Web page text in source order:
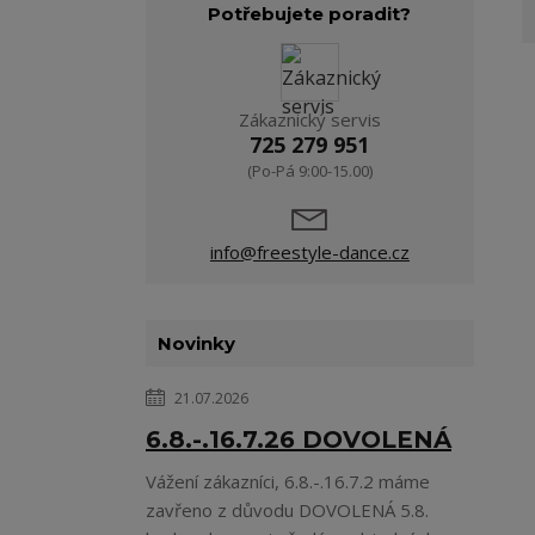
Potřebujete poradit?
Zákaznický servis
725 279 951
(Po-Pá 9:00-15.00)
info@freestyle-dance.cz
Novinky
21.07.2026
6.8.-.16.7.26 DOVOLENÁ
Vážení zákazníci, 6.8.-.16.7.2 máme
zavřeno z důvodu DOVOLENÁ 5.8.